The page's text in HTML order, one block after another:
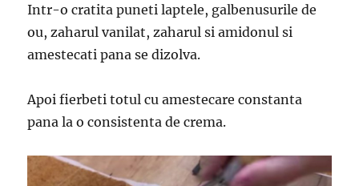
Intr-o cratita puneti laptele, galbenusurile de
ou, zaharul vanilat, zaharul si amidonul si
amestecati pana se dizolva.
Apoi fierbeti totul cu amestecare constanta
pana la o consistenta de crema.